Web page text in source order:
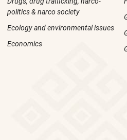
politics & narco society
Ecology and environmental issues
Economics